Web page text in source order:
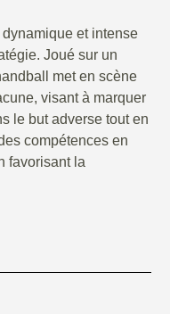
et intense
Joué sur un
met en scène
visant à marquer
le but adverse tout en
compétences en
favorisant la